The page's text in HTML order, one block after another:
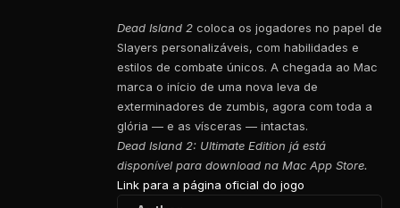
Dead Island 2 coloca os jogadores no papel de
Slayers personalizáveis, com habilidades e
estilos de combate únicos. A chegada ao Mac
marca o início de uma nova leva de
exterminadores de zumbis, agora com toda a
glória — e as vísceras — intactas.
Dead Island 2: Ultimate Edition já está
disponível para download na Mac App Store.
Link para a página oficial do jogo